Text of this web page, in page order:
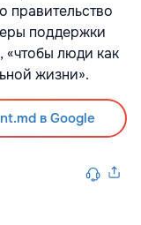
правительство
поддержки
«чтобы люди как
жизни».
в Google